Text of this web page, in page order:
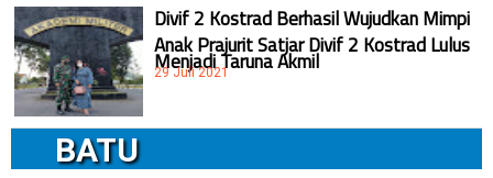
Divif 2 Kostrad Berhasil Wujudkan Mimpi
Anak Prajurit Satjar Divif 2 Kostrad Lulus
Menjadi Taruna Akmil
29 Juli 2021
BATU